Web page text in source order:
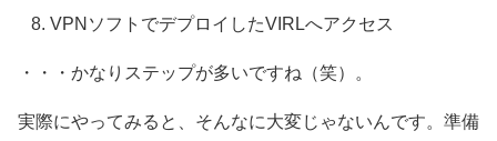
VPNソフトでデプロイしたVIRLへアクセス
・・・かなりステップが多いですね（笑）。
実際にやってみると、そんなに大変じゃないんです。準備